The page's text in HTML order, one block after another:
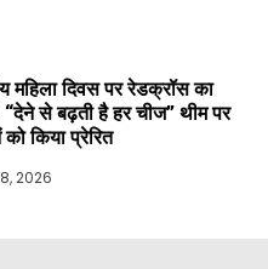
महिला दिवस पर रेडक्रॉस का
“देने से बढ़ती है हर चीज” थीम पर
किया प्रेरित
2026